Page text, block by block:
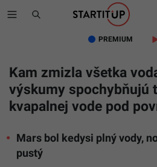
PREMIUM
Kam zmizla všetka
výskumy spochybňujú
kvapalnej vode pod
Mars bol kedysi plný vody,
pustý